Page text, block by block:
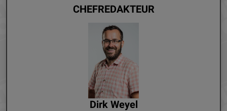
CHEFREDAKTEUR
Dirk Weyel